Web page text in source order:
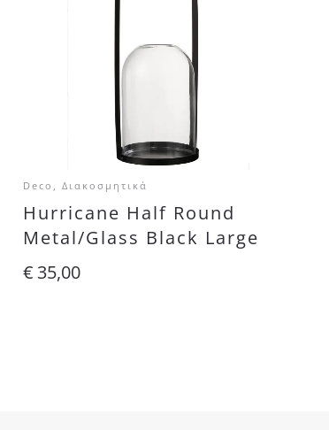
Deco, Διακοσμητικά
Hurricane Half Round
Metal/Glass Black Large
€ 35,00